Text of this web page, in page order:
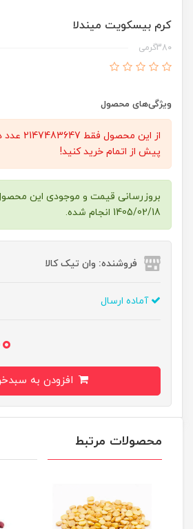
کرم بیسکویت میندلا
380گرمی
ویژگی‌های محصول
از این
پیش از اتمام خرید کنید!
بروزرسانی قیمت و موجودی این
1405/02/18 انجام شده.
فروشنده: وان تیک کالا
آماده ارسال
محصولات مرتبط